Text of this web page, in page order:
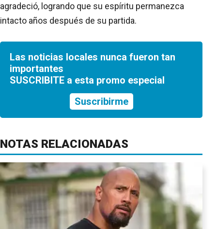
agradeció, logrando que su espíritu permanezca
intacto años después de su partida.
Las noticias locales nunca fueron tan
importantes
SUSCRIBITE a esta promo especial
Suscribirme
NOTAS RELACIONADAS